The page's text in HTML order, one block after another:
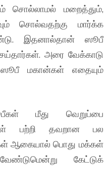
சொல்லாமல் மறைத்தும்,
சொல்வதற்கு மார்க்க
இதனால்தான் ஸூபீ
அரை வேக்காடு
மகான்கள் எதையும்
மீது வெறுப்பை
பற்றி தவறான பல
ஆகையால் பொது மக்கள்
கேட்டுக்